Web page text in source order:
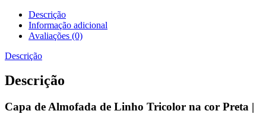
Descrição
Informação adicional
Avaliações (0)
Descrição
Descrição
Capa de Almofada de Linho Tricolor na cor Preta |